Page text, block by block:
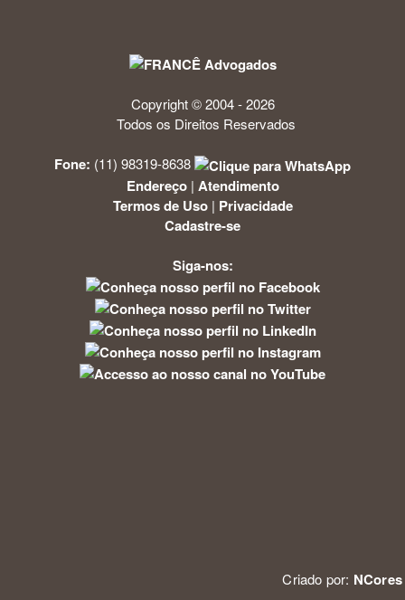
Copyright © 2004 - 2026
Todos os Direitos Reservados
Fone: (11) 98319-8638
Endereço| Atendimento
Termos de Uso| Privacidade
Cadastre-se
Siga-nos:
Criado por: NCores